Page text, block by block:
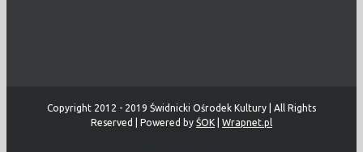
Copyright 2012 - 2019 Świdnicki Ośrodek Kultury | All Rights
Reserved | Powered by ŚOK Wrapnet.pl